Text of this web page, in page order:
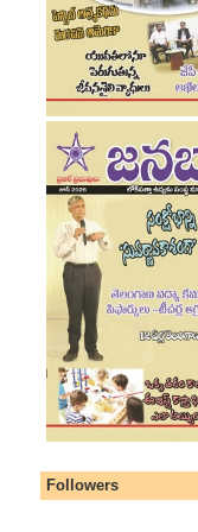
Followers